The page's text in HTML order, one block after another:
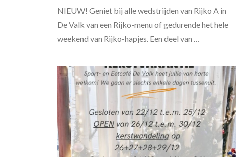
NIEUW! Geniet bij alle wedstrijden van Rijko A in
De Valk van een Rijko-menu of gedurende het hele
weekend van Rijko-hapjes. Een deel van …